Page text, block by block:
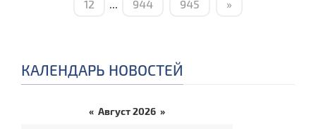
12 ... 944 945 »
КАЛЕНДАРЬ НОВОСТЕЙ
« Август 2026 »